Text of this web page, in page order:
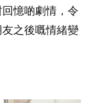
憶啲劇情，令
之後嘅情緒變